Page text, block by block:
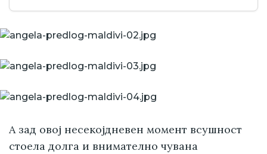
А зад овој несекојдневен момент всушност
стоела долга и внимателно чувана